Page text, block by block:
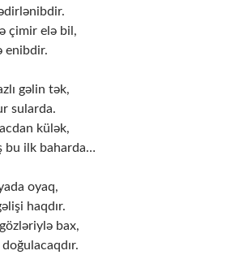
çimir elə bil,
enibdir.
gəlin tək,
sularda.
külək,
bu ilk baharda…
oyaq,
haqdır.
bax,